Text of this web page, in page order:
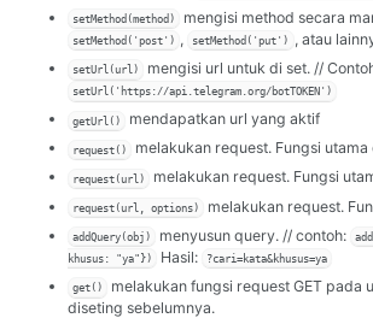
setMethod(method) mengisi method secara
setMethod('post') , setMethod('put') , atau
setUrl(url) mengisi url untuk di set. //
setUrl('https://api.telegram.org/botTOKEN')
getUrl() mendapatkan url yang aktif
request() melakukan request. Fungsi
request(url) melakukan request. Fungsi
request(url, options) melakukan request.
addQuery(obj) menyusun query. // contoh:
khusus: "ya"})
Hasil: ?cari=kata&khusus=ya
get()
melakukan fungsi request GET pada
diseting sebelumnya.